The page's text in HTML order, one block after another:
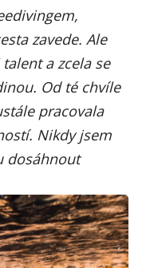
zavede. Ale
a zcela se
Od té chvíle
pracovala
Nikdy jsem
dosáhnout